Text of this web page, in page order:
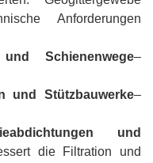
Anforderungen
Schienenwege–
und Stützbauwerke–
und
die Filtration und